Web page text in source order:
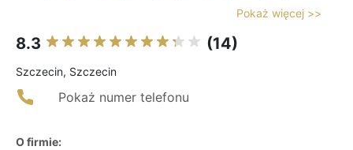
Pokaż więcej >>
8.3 (14)
Szczecin, Szczecin
Pokaż numer telefonu
O firmie: